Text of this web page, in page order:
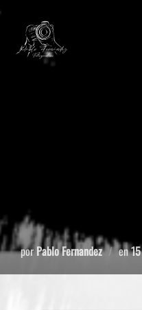
porPablo Fernandez en